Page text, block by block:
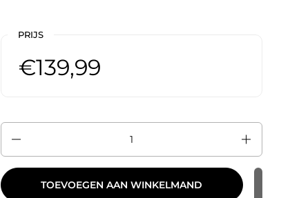
PRIJS
€139,99
Aantal
TOEVOEGEN AAN WINKELMAND